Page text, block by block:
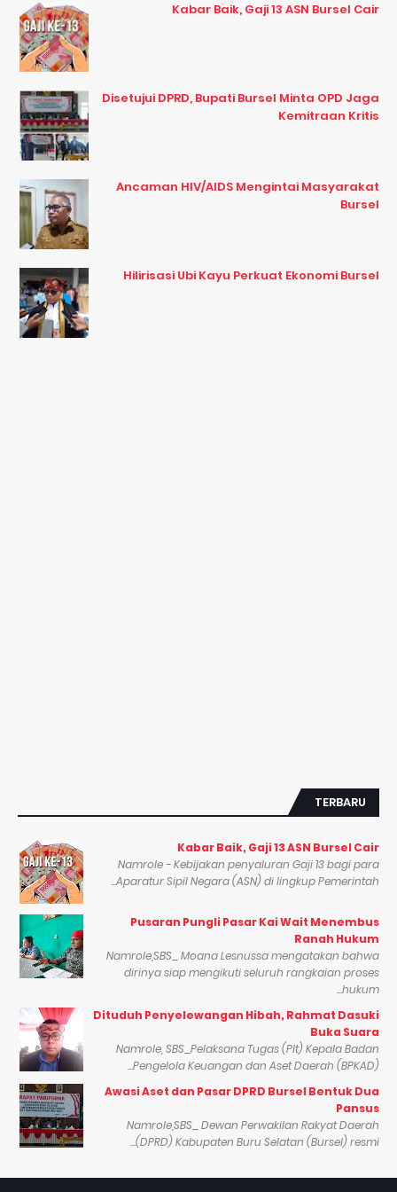
Kabar Baik, Gaji 13 ASN Bursel Cair
Disetujui DPRD, Bupati Bursel Minta OPD Jaga
Kemitraan Kritis
Ancaman HIV/AIDS Mengintai Masyarakat
Bursel
Hilirisasi Ubi Kayu Perkuat Ekonomi Bursel
TERBARU
Kabar Baik, Gaji 13 ASN Bursel Cair
Namrole - Kebijakan penyaluran Gaji 13 bagi para
Aparatur Sipil Negara (ASN) di lingkup Pemerintah...
Pusaran Pungli Pasar Kai Wait Menembus
Ranah Hukum
Namrole,SBS_ Moana Lesnussa mengatakan bahwa
dirinya siap mengikuti seluruh rangkaian proses
hukum...
Dituduh Penyelewangan Hibah, Rahmat Dasuki
Buka Suara
Namrole, SBS_Pelaksana Tugas (Plt) Kepala Badan
Pengelola Keuangan dan Aset Daerah (BPKAD)...
Awasi Aset dan Pasar DPRD Bursel Bentuk Dua
Pansus
Namrole,SBS_ Dewan Perwakilan Rakyat Daerah
(DPRD) Kabupaten Buru Selatan (Bursel) resmi...